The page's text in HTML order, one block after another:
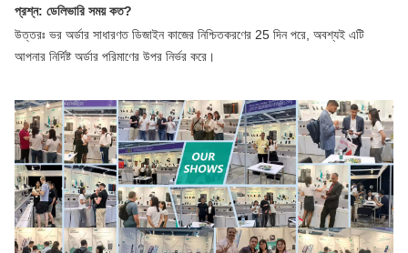
প্রশ্ন: ডেলিভারি সময় কত?
উত্তরঃ ভর অর্ডার সাধারণত ডিজাইন কাজের নিশ্চিতকরণের 25 দিন পরে, অবশ্যই এটি
আপনার নির্দিষ্ট অর্ডার পরিমাণের উপর নির্ভর করে।